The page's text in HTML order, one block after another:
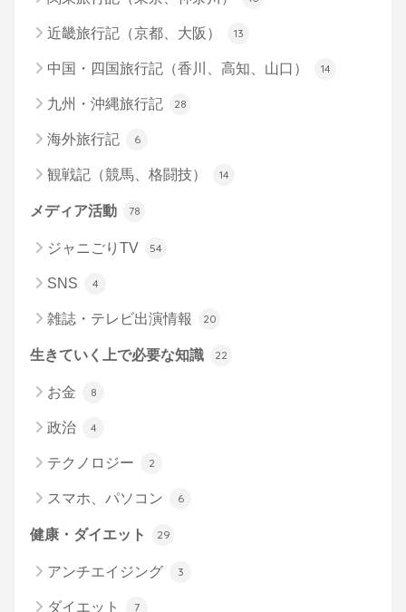
近畿旅行記（京都、大阪） 13
中国・四国旅行記（香川、高知、山口） 14
九州・沖縄旅行記 28
海外旅行記 6
観戦記（競馬、格闘技） 14
メディア活動 78
ジャニごりTV 54
SNS 4
雑誌・テレビ出演情報 20
生きていく上で必要な知識 22
お金 8
政治 4
テクノロジー 2
スマホ、パソコン 6
健康・ダイエット 29
アンチエイジング 3
ダイエット 7